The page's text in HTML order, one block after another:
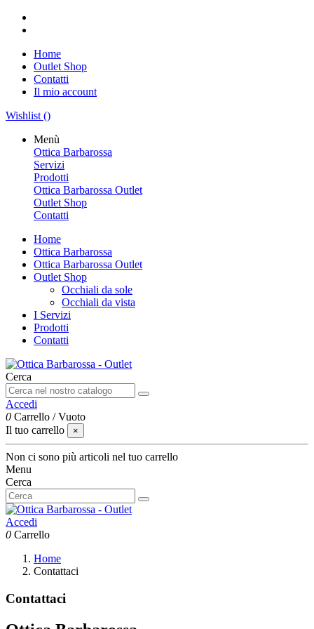
Home
Outlet Shop
Contatti
Il mio account
Wishlist ()
Menù
Ottica Barbarossa
Servizi
Prodotti
Ottica Barbarossa Outlet
Outlet Shop
Contatti
Home
Ottica Barbarossa
Ottica Barbarossa Outlet
Outlet Shop
Occhiali da sole
Occhiali da vista
I Servizi
Prodotti
Contatti
Cerca
Accedi
0 Carrello /Vuoto
Il tuo carrello
×
Non ci sono più articoli nel tuo carrello
Menu
Cerca
Accedi
0 Carrello
Home
Contattaci
Contattaci